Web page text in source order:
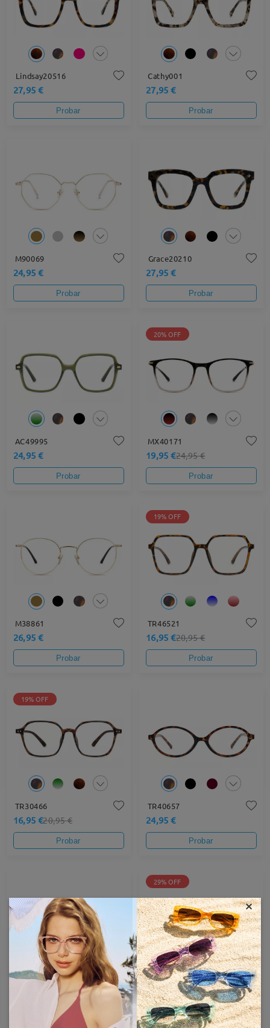
Lindsay20516
27,95 €
Probar
Cathy001
27,95 €
Probar
M90069
24,95 €
Probar
Grace20210
27,95 €
Probar
AC49995
24,95 €
Probar
20% OFF
MX40171
19,95 €24,95 €
Probar
M38861
26,95 €
Probar
19% OFF
TR46521
16,95 €20,95 €
Probar
19% OFF
TR30466
16,95 €20,95 €
Probar
TR40657
24,95 €
Probar
Probar
29% OFF
TM26395
16,95 €23,95 €
Probar
×